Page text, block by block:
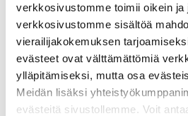
verkkosivustomme toimii oikein
verkkosivustomme sisältöä
vierailijakokemuksen
evästeet ovat välttämättömiä
ylläpitämiseksi, mutta osa
Meidän lisäksi
evästeitä sivustollemme. Voit